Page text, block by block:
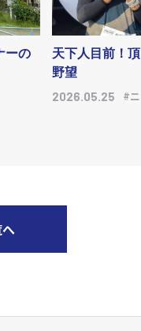
ーの
天下人目前！
野望
2026.05.25 #